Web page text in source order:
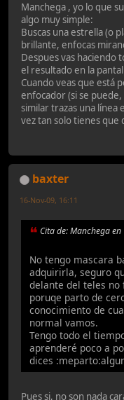
Manchega , yo lo que
algo muy simple:
Buscas una estrella (o
brillante, enfocas
Despues vas haciendo
el resultado en la
Cuando veas que está
enfocador (si se
similar trazas una línea
vez tan solo tienes que
baxter
16-Nov-09, 16:11
Cita de: Manchega
No tengo mascara
adquirirla, seguro
delante del teles no
poruqe parto de
conocimiento de
normal vamos.
Tengo todo el
aprenderé poco a
dices
Pues si, no son nada